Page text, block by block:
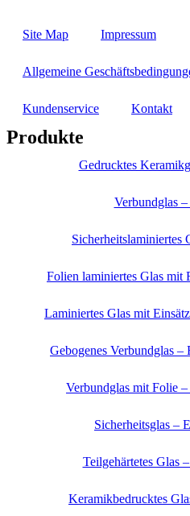
Site Map Impressum
Allgemeine
Kundenservice Kontakt
Produkte
Gedrucktes
Verbundglas
Folien laminiertes Glas
Laminiertes Glas mit
Gebogenes Verbundglas
Verbundglas mit Folie
Sicherheitsglas –
Teilgehärtetes
Keramikbedrucktes